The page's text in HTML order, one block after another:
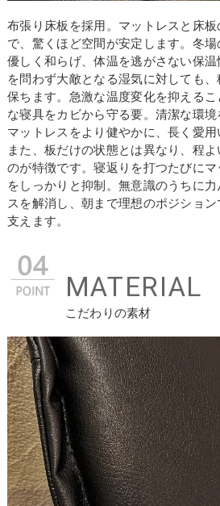
お買い物を続ける カ
布張り床板を採用。マットレスと床
で、驚くほど空間が安定します。冬
優しく和らげ、体温を逃がさない保
を問わず大敵となる湿気に対しても
保ちます。急激な温度変化を抑える
な寝具をカビから守る要。清潔な環
マットレスをより健やかに、長く愛用
また、板だけの状態とは異なり、程
のが特徴です。寝返りを打つたびに
をしっかりと抑制。無意識のうちに
スを解消し、朝まで理想のポジショ
支えます。
MATERIAL
こだわりの素材